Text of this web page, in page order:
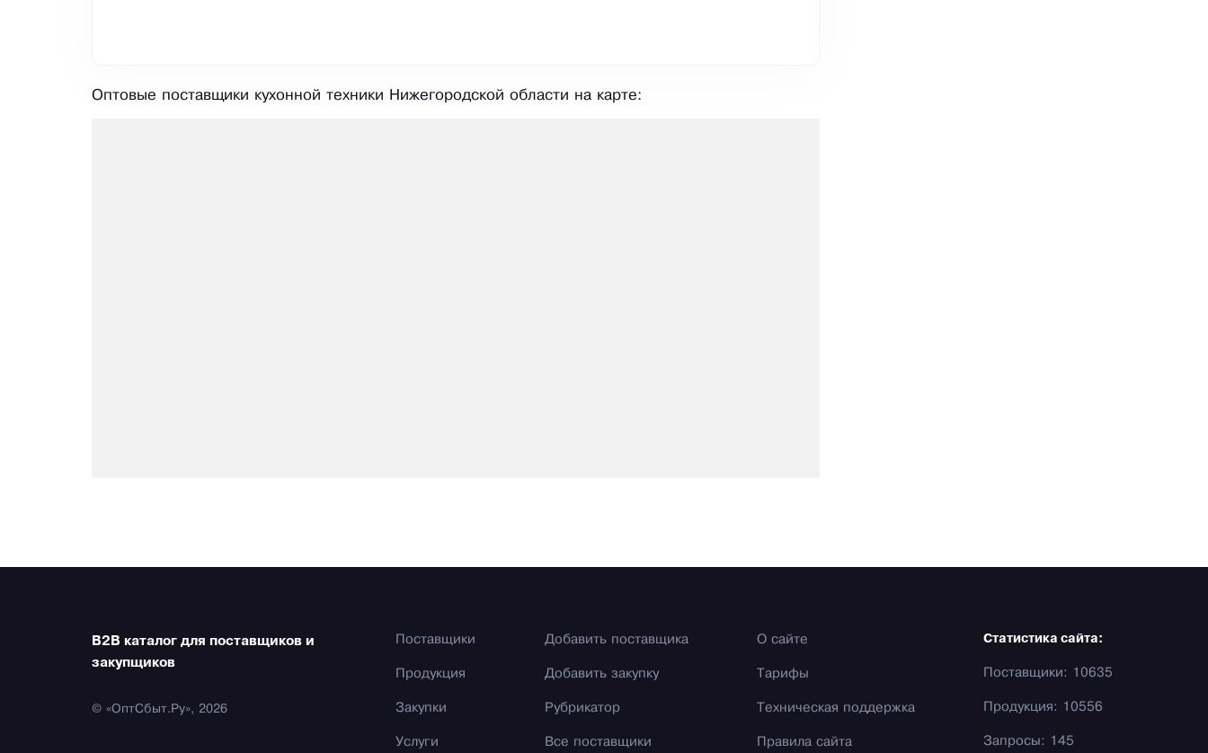
Оптовые поставщики кухонной техники Нижегородской области на карте:
B2B каталог для поставщиков и
закупщиков
© «ОптСбыт.Ру», 2026
Поставщики
Продукция
Закупки
Услуги
Добавить поставщика
Добавить закупку
Рубрикатор
Все поставщики
О сайте
Тарифы
Техническая поддержка
Правила сайта
Статистика сайта:
Поставщики: 10635
Продукция: 10556
Запросы: 145